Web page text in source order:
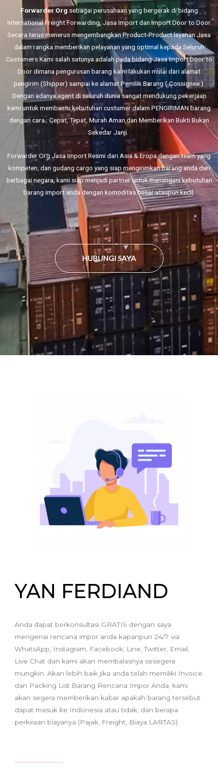
Forwarder Org sebagai perusahaan yang bergerak di bidang
International Freight Forwarding, Jasa Importdan Import Door to Door
Secara terus menerus mengembangkan Product-Product layanan Jasa
dalam rangka memberikan pelayanan yang optimal kepada Seluruh
Customers Kami salah satunya adalah pada bidang Jasa Import Door to
Door dimana pengurusan barang kami lakukan mulai dari alamat
pengirim (Shipper) sampai ke alamat Pemilik Barang ( Consignee ).
Dengan adanya agent di seluruh dunia sangat mendukung pekerjaan
kami untuk membantu kebutuhan custumer dalam PENGIRIMAN barang
dengan cara : Cepat, Tepat, Murah Aman,dan Memberikan Bukti Bukan
Sekedar Janji.
Forwarder Org Jasa Import Resmi dari Asia & Eropa dengan team yang
kompeten, dan gudang cargo yang siap mengirimkan barang anda dari
berbagai negara, kami siap menjadi partner untuk menangani kebutuhan
barang import anda dengan komoditas besar ataupun kecil.
HUBUNGI SAYA
YAN FERDIAND
Anda dapat berkonsultasi GRATIS dengan saya
mengenai rencana impor anda kapanpun 24/7 via
WhatsApp, Instagram, Facebook, Line, Twitter, Email,
Live Chat dan kami akan membalasnya sesegera
mungkin. Akan lebih baik jika anda telah memiliki Invoice
dan Packing List Barang Rencana Impor Anda, kami
akan segera memberikan kabar apakah barang tersebut
dapat masuk ke Indonesia atau tidak, dan berapa
perkiraan biayanya (Pajak, Freight, Biaya LARTAS).